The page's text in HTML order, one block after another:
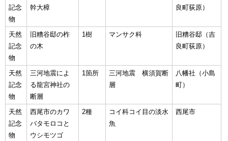
記念
物
幹大樟
良町荻原）
天然
記念
物
旧糟谷邸の柞
の木
1樹 マンサク科
旧糟谷邸（吉
良町荻原）
天然
記念
物
三河地震によ
る龍宮神社の
断層
1箇所
三河地震 横須賀断
層
八幡社（小島
町）
天然
記念
物
西尾市のカワ
バタモロコと
ウシモツゴ
2種
コイ科コイ目の淡水
魚
西尾市